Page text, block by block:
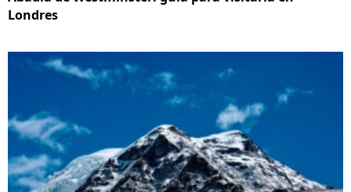
Londres